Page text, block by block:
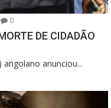
0
DE CIDADÃO
angolano anunciou...